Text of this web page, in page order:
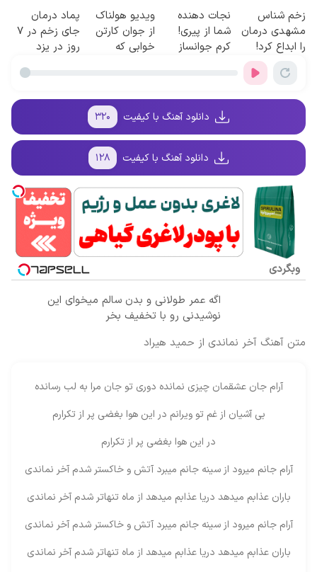
زخم شناس
مشهدی درمان
را ابداع کرد!
مستقیم رایگان
نجات دهنده
شما از پیری!
کرم جوانساز
ویدیو هولناک
از جوان کارتن
خوابی که
پماد درمان
جای زخم در ۷
روز در یزد
دانلود آهنگ با کیفیت ۳۲۰
دانلود آهنگ با کیفیت ۱۲۸
وبگردی
اگه عمر طولانی و بدن سالم میخوای این
نوشیدنی رو با تخفیف بخر
متن آهنگ آخر نماندی از حمید هیراد
آرام جان عشقمان چیزی نمانده دوری تو جان مرا به لب رسانده
بی آشیان از غم تو ویرانم در این هوا بغضی پر از تکرارم
در این هوا بغضی پر از تکرارم
آرام جانم میرود از سینه جانم میبرد آتش و خاکستر شدم آخر نماندی
باران عذابم میدهد دریا عذابم میدهد از ماه تنهاتر شدم آخر نماندی
آرام جانم میرود از سینه جانم میبرد آتش و خاکستر شدم آخر نماندی
باران عذابم میدهد دریا عذابم میدهد از ماه تنهاتر شدم آخر نماندی